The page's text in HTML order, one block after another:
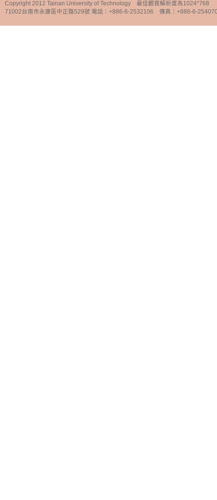
Copyright 2012 Tainan University of Technology 最佳觀賞解析度為1024*768
71002台南市永康區中正路529號 電話：+886-6-2532106 傳真：+886-6-